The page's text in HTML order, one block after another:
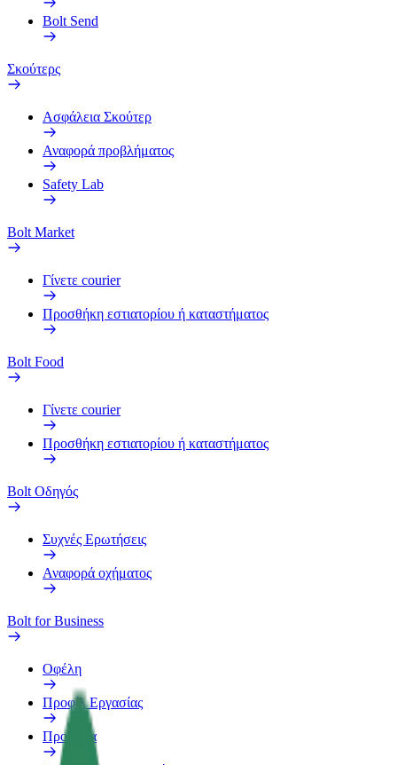
Bolt Send
Σκούτερς
Ασφάλεια Σκούτερ
Αναφορά προβλήματος
Safety Lab
Bolt Market
Γίνετε courier
Προσθήκη εστιατορίου ή καταστήματος
Bolt Food
Γίνετε courier
Προσθήκη εστιατορίου ή καταστήματος
Bolt Οδηγός
Συχνές Ερωτήσεις
Αναφορά οχήματος
Bolt for Business
Οφέλη
Προφίλ Εργασίας
Προϊόντα